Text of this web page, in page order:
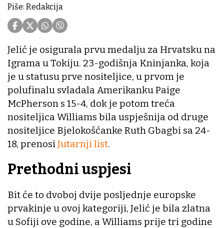
Piše: Redakcija
Jelić je osigurala prvu medalju za Hrvatsku na
Igrama u Tokiju. 23-godišnja Kninjanka, koja
je u statusu prve nositeljice, u prvom je
polufinalu svladala Amerikanku Paige
McPherson s 15-4, dok je potom treća
nositeljica Williams bila uspješnija od druge
nositeljice Bjelokošćanke Ruth Gbagbi sa 24-
18, prenosiJutarnji list.
Prethodni uspjesi
Bit će to dvoboj dvije posljednje europske
prvakinje u ovoj kategoriji, Jelić je bila zlatna
u Sofiji ove godine, a Williams prije tri godine